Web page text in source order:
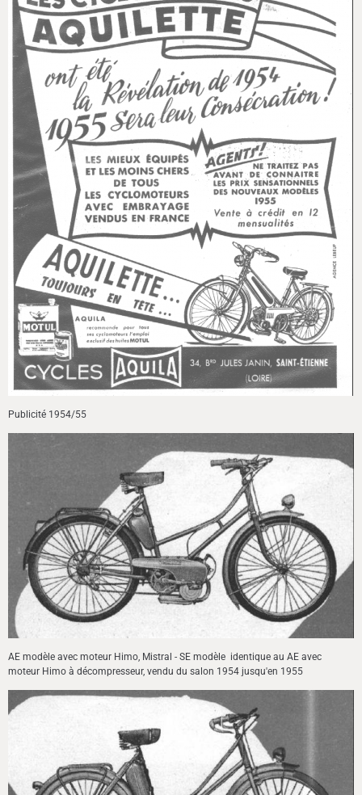
Publicité 1954/55
AE modèle avec moteur Himo, Mistral - SE modèle identique au AE avec
moteur Himo à décompresseur, vendu du salon 1954 jusqu'en 1955